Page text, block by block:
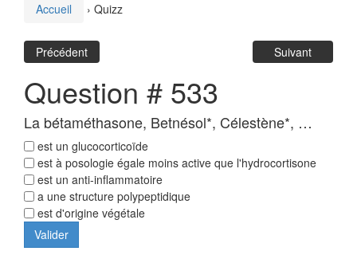
Accueil › Quizz
Précédent Suivant
Question # 533
La bétaméthasone, Betnésol*, Célestène*, …
est un glucocorticoïde
est à posologie égale moins active que l'hydrocortisone
est un anti-inflammatoire
a une structure polypeptidique
est d'origine végétale